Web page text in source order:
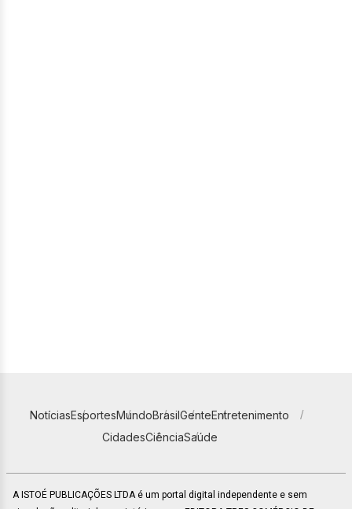
NotíciasEsportesMundoBrasilGenteEntretenimento
CidadesCiênciaSaúde
A ISTOÉ PUBLICAÇÕES LTDA é um portal digital independente e sem